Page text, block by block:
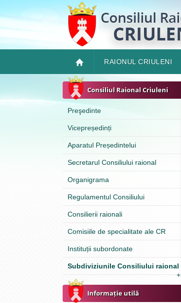
RAIONUL CRIULENI
Consiliul Raional Criuleni
Preşedinte
Vicepreședinți
Aparatul Președintelui
Secretarul Consiliului raional
Organigrama
Regulamentul Consiliului
Consilierii raionali
Comisiile de specialitate ale CR
Instituții subordonate
Subdiviziunile Consiliului raional
+
Informație utilă